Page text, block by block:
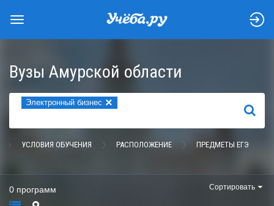
Вузы Амурской области
Электронный бизнес ×
НАЙТИ
УСЛОВИЯ ОБУЧЕНИЯ РАСПОЛОЖЕНИЕ ПРЕДМЕТЫ ЕГЭ
0 программ Сортировать